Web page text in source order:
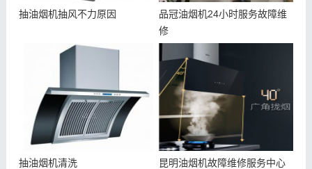
抽油烟机抽风不力原因
品冠油烟机24小时服务故障维
修
抽油烟机清洗 昆明油烟机故障维修服务中心